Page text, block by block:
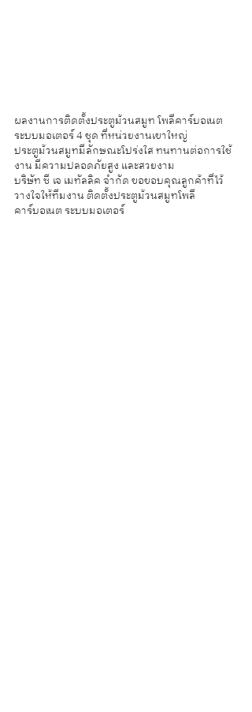
ผลงานการติดตั้งประตูม้วนสมูท โพลีคาร์บอเนต
ระบบมอเตอร์ 4 ชุด ที่หน่วยงานเขาใหญ่
ประตูม้วนสมูทมีลักษณะโปร่งใส ทนทานต่อการใช้
งาน มีความปลอดภัยสูง และสวยงาม
บริษัท ซี เจ เมทัลลิค จำกัด ขอขอบคุณลูกค้าที่ไว้
วางใจให้ทีมงาน ติดตั้งประตูม้วนสมูทโพลี
คาร์บอเนต ระบบมอเตอร์